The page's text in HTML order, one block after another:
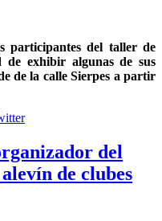
participantes del taller de
exhibir algunas de sus
de la calle Sierpes a partir
del
de clubes